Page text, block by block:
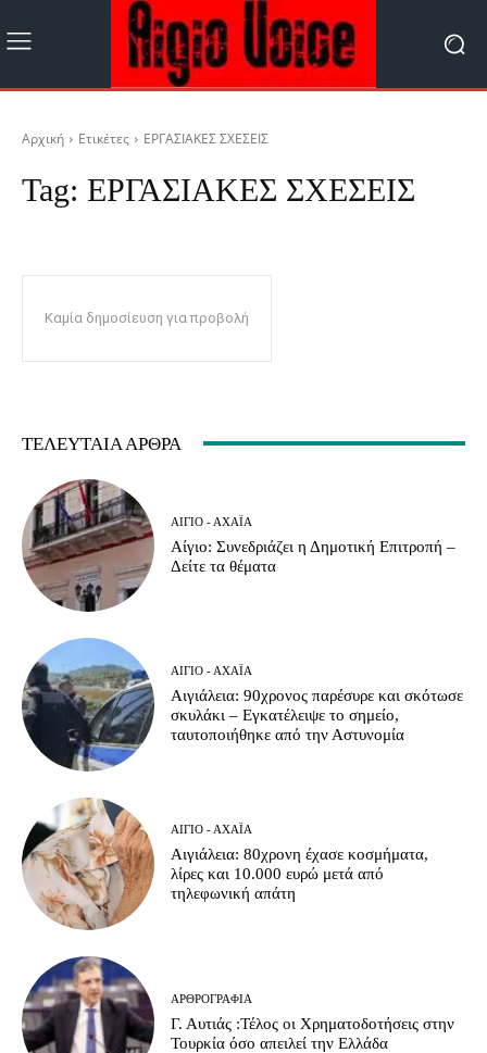
Αρχική Ετικέτες ΕΡΓΑΣΙΑΚΕΣ ΣΧΕΣΕΙΣ
Tag: ΕΡΓΑΣΙΑΚΕΣ ΣΧΕΣΕΙΣ
Καμία δημοσίευση για προβολή
ΤΕΛΕΥΤΑΊΑ ΆΡΘΡΑ
ΑΊΓΙΟ - ΑΧΑΪ́Α
Αίγιο: Συνεδριάζει η Δημοτική Επιτροπή –
Δείτε τα θέματα
ΑΊΓΙΟ - ΑΧΑΪ́Α
Αιγιάλεια: 90χρονος παρέσυρε και σκότωσε
σκυλάκι – Εγκατέλειψε το σημείο,
ταυτοποιήθηκε από την Αστυνομία
ΑΊΓΙΟ - ΑΧΑΪ́Α
Αιγιάλεια: 80χρονη έχασε κοσμήματα,
λίρες και 10.000 ευρώ μετά από
τηλεφωνική απάτη
ΑΡΘΡΟΓΡΑΦΊΑ
Γ. Αυτιάς :Τέλος οι Χρηματοδοτήσεις στην
Τουρκία όσο απειλεί την Ελλάδα